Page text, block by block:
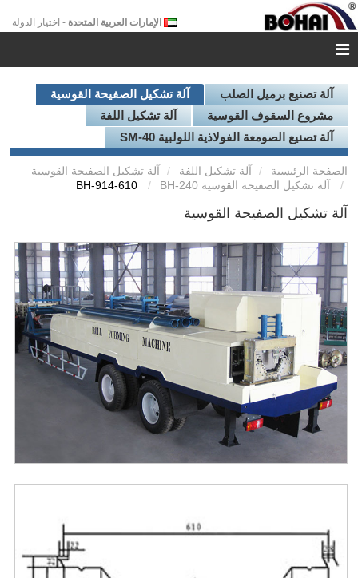
الإمارات العربية المتحدة - اختيار الدولة
آلة تصنيع برميل الصلب
آلة تشكيل الصفيحة القوسية
مشروع السقوف القوسية
آلة تشكيل اللفة
آلة تصنيع الصومعة الفولاذية اللولبية SM-40
الصفحة الرئيسية آلة تشكيل اللفة
آلة تشكيل الصفيحة القوسية
آلة تشكيل الصفيحة القوسية BH-240
BH-914-610
آلة تشكيل الصفيحة القوسية